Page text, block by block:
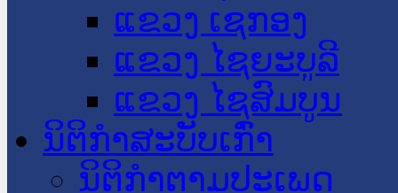
ແຂວງ ເຊກອງ
ແຂວງ ໄຊຍະບູລີ
ແຂວງ ໄຊສົມບູນ
ນິຕິກໍາສະບັບເກົ່າ
ນິຕິກຳຕາມປະເພດ